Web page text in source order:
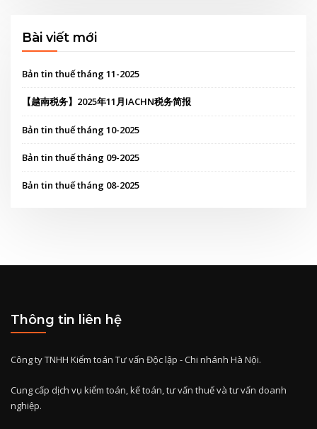
Bài viết mới
Bản tin thuế tháng 11-2025
【越南税务】2025年11月IACHN税务简报
Bản tin thuế tháng 10-2025
Bản tin thuế tháng 09-2025
Bản tin thuế tháng 08-2025
Thông tin liên hệ
Công ty TNHH Kiểm toán Tư vấn Độc lập - Chi nhánh Hà Nội.
Cung cấp dịch vụ kiểm toán, kế toán, tư vấn thuế và tư vấn doanh
nghiệp.